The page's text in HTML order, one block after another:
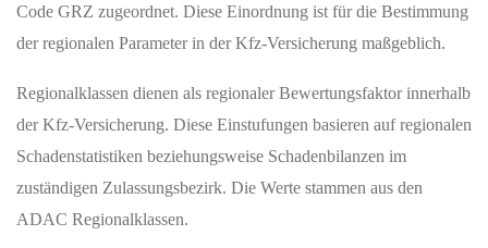
Code GRZ zugeordnet. Diese Einordnung ist für die Bestimmung
der regionalen Parameter in der Kfz-Versicherung maßgeblich.
Regionalklassen dienen als regionaler Bewertungsfaktor innerhalb
der Kfz-Versicherung. Diese Einstufungen basieren auf regionalen
Schadenstatistiken beziehungsweise Schadenbilanzen im
zuständigen Zulassungsbezirk. Die Werte stammen aus den
ADAC Regionalklassen.